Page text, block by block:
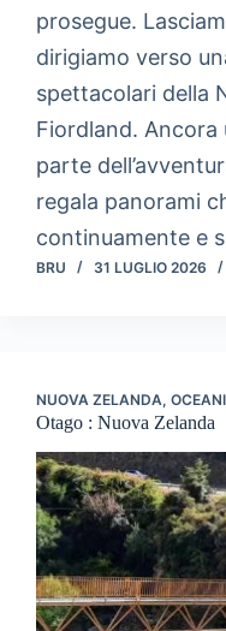
prosegue.
dirigiamo verso
spettacolari della
Fiordland. Ancora
parte
regala panorami
continuamente e
BRU 31 LUGLIO 2026
NUOVA ZELANDA,
Otago : Nuova Zelanda